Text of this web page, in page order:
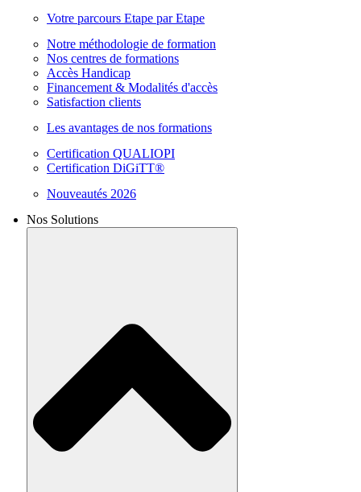
Votre parcours Etape par Etape
Notre méthodologie de formation
Nos centres de formations
Accès Handicap
Financement & Modalités d'accès
Satisfaction clients
Les avantages de nos formations
Certification QUALIOPI
Certification DiGiTT®
Nouveautés 2026
Nos Solutions